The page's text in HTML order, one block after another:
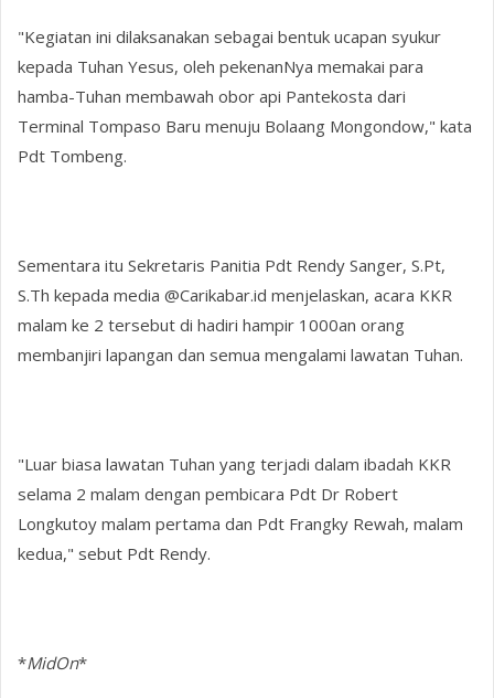
"Kegiatan ini dilaksanakan sebagai bentuk ucapan syukur
kepada Tuhan Yesus, oleh pekenanNya memakai para
hamba-Tuhan membawah obor api Pantekosta dari
Terminal Tompaso Baru menuju Bolaang Mongondow," kata
Pdt Tombeng.
Sementara itu Sekretaris Panitia Pdt Rendy Sanger, S.Pt,
S.Th kepada media @Carikabar.id menjelaskan, acara KKR
malam ke 2 tersebut di hadiri hampir 1000an orang
membanjiri lapangan dan semua mengalami lawatan Tuhan.
"Luar biasa lawatan Tuhan yang terjadi dalam ibadah KKR
selama 2 malam dengan pembicara Pdt Dr Robert
Longkutoy malam pertama dan Pdt Frangky Rewah, malam
kedua," sebut Pdt Rendy.
*MidOn*